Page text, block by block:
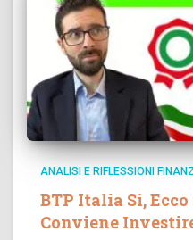
ANALISI E RIFLESSIONI
BTP Italia Sì,
Conviene